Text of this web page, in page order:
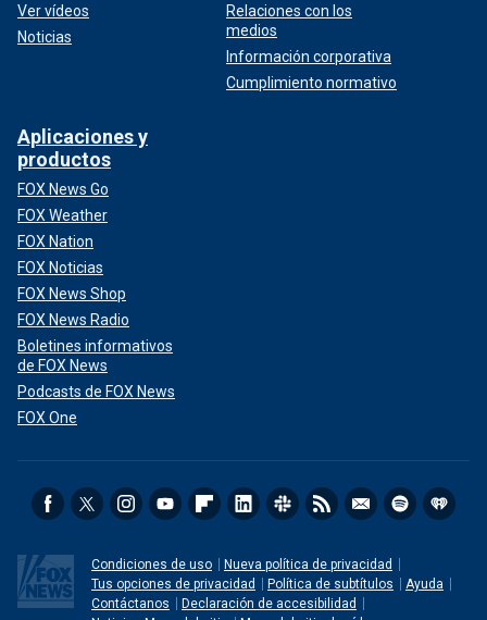
Ver vídeos
Noticias
Relaciones con los
medios
Información corporativa
Cumplimiento normativo
Aplicaciones y
productos
FOX News Go
FOX Weather
FOX Nation
FOX Noticias
FOX News Shop
FOX News Radio
Boletines informativos
de FOX News
Podcasts de FOX News
FOX One
Condiciones de uso
Nueva política de privacidad
Tus opciones de privacidad
Política de subtítulos
Ayuda
Contáctanos
Declaración de accesibilidad